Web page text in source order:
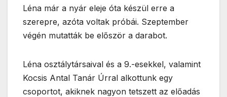
Léna már a nyár eleje óta készül erre a
szerepre, azóta voltak próbái. Szeptember
végén mutatták be először a darabot.
Léna osztálytársaival és a 9.-esekkel, valamint
Kocsis Antal Tanár Úrral alkottunk egy
csoportot, akiknek nagyon tetszett az előadás